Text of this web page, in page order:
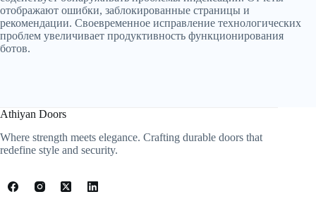
отображают ошибки, заблокированные страницы и
рекомендации. Своевременное исправление технологических
проблем увеличивает продуктивность функционирования
ботов.
Athiyan Doors
Where strength meets elegance. Crafting durable doors that
redefine style and security.